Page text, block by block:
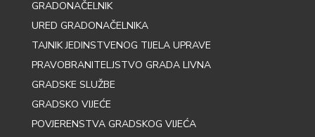
GRADONAČELNIK
URED GRADONAČELNIKA
TAJNIK JEDINSTVENOG TIJELA UPRAVE
PRAVOBRANITELJSTVO GRADA LIVNA
GRADSKE SLUŽBE
GRADSKO VIJEĆE
POVJERENSTVA GRADSKOG VIJEĆA